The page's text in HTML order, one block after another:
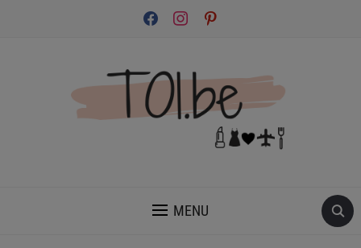
facebookinstagrampinterest
MENU